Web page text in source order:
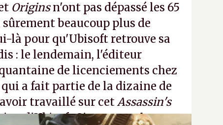
Originsn'ont pas dépassé les 65
beaucoup plus de
là pour qu'Ubisoft retrouve sa
: le lendemain, l'éditeur
de licenciements chez
a fait partie de la dizaine de
travaillé sur cetAssassin's
d'Ubisoft Singapour.A.